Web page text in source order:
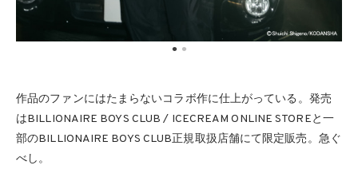
作品のファンにはたまらないコラボ作に仕上がっている。発売
はBILLIONAIRE BOYS CLUB / ICECREAM ONLINE STOREと一
部のBILLIONAIRE BOYS CLUB正規取扱店舗にて限定販売。急ぐ
べし。